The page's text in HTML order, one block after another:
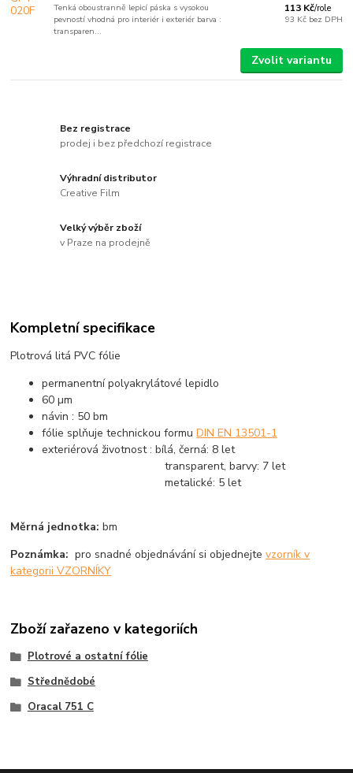
Tenká oboustranně lepicí páska s vysokou
pevností vhodná pro interiér i exteriér barva :
transparen...
113 Kč/role
93 Kč bez DPH
Zvolit variantu
Bez registrace
prodej i bez předchozí registrace
Výhradní distributor
Creative Film
Velký výběr zboží
v Praze na prodejně
Kompletní specifikace
Plotrová litá PVC fólie
permanentní polyakrylátové lepidlo
60 µm
návin : 50 bm
fólie splňuje technickou formuDIN EN 13501-1
exteriérová životnost : bílá, černá: 8 let
transparent, barvy: 7 let
metalické: 5 let
Měrná jednotka: bm
Poznámka: pro snadné objednávání si objednejtevzorník v
kategorii VZORNÍKY
Zboží zařazeno v kategoriích
Plotrové a ostatní fólie
Střednědobé
Oracal 751 C